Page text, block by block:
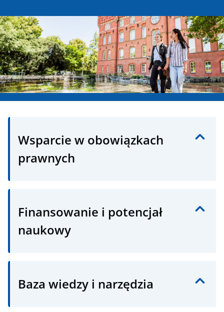
Wsparcie w obowiązkach
prawnych
Finansowanie i potencjał
naukowy
Baza wiedzy i narzędzia